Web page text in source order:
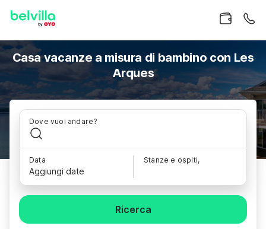
Casa vacanze a misura di bambino con Les
Arques
Dove vuoi andare?
Data
Aggiungi date
Stanze e ospiti,
Ricerca